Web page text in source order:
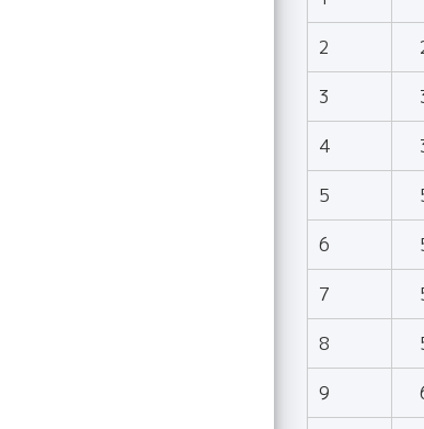
2
3
4
5
6
7
8
9